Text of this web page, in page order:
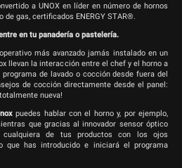
a UNOX en líder en número de hornos
gas, certificados ENERGY STAR®.
en tu panadería o pastelería.
más avanzado jamás instalado en un
llevan la interacción entre el chef y el horno a
de lavado o cocción desde fuera del
de cocción directamente desde el panel:
nueva!
puedes hablar con el horno y, por ejemplo,
que gracias al innovador sensor óptico
cualquiera de tus productos con los ojos
que has introducido e iniciará el programa